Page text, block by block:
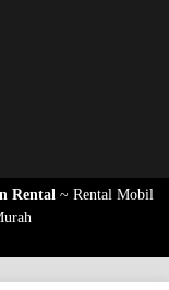
Rental ~ Rental Mobil